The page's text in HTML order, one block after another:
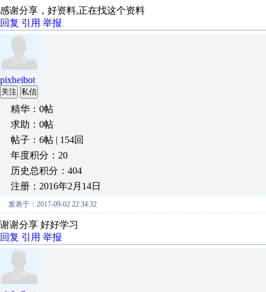
感谢分享，好资料,正在找这个资料
回复 引用 举报
pixheibot
关注 私信
精华：0帖
求助：0帖
帖子：6帖 | 154回
年度积分：20
历史总积分：404
注册：2016年2月14日
发表于：2017-09-02 22:34:32
谢谢分享 好好学习
回复 引用 举报